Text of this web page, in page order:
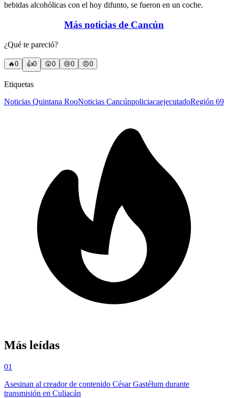
bebidas alcohólicas con el hoy difunto, se fueron en un coche.
Más noticias de Cancún
¿Qué te pareció?
🔥0 👍0 😲0 😢0 😠0
Etiquetas
Noticias Quintana RooNoticias CancúnpoliciacaejecutadoRegión 69
Más leídas
01
Asesinan al creador de contenido César Gastélum durante
transmisión en Culiacán